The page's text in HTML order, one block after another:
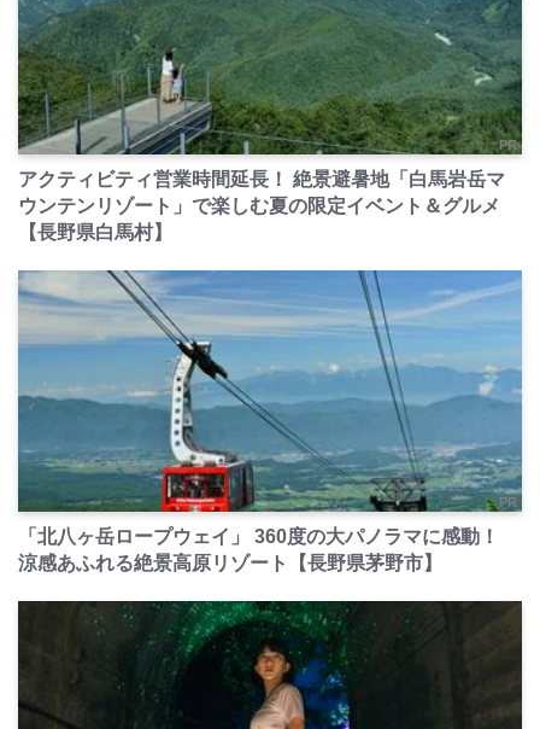
PR
アクティビティ営業時間延長！ 絶景避暑地「白馬岩岳マ
ウンテンリゾート」で楽しむ夏の限定イベント＆グルメ
【長野県白馬村】
PR
「北八ヶ岳ロープウェイ」 360度の大パノラマに感動！
涼感あふれる絶景高原リゾート【長野県茅野市】